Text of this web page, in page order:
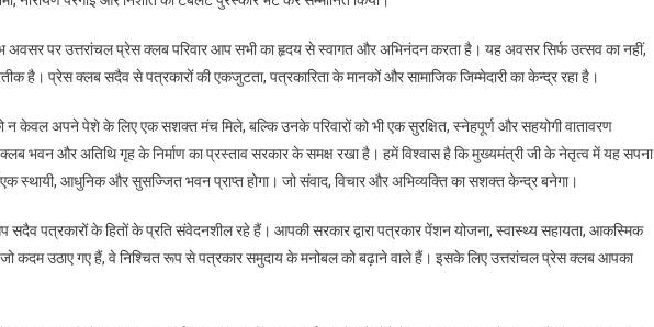
अवसर पर उत्तरांचल प्रेस क्लब परिवार आप सभी का हृदय से स्वागत और अभिनंदन करता है। यह अवसर सिर्फ उत्सव का नहीं,
है। प्रेस क्लब सदैव से पत्रकारों की एकजुटता, पत्रकारिता के मानकों और सामाजिक जिम्मेदारी का केन्द्र रहा है।
न केवल अपने पेशे के लिए एक सशक्त मंच मिले, बल्कि उनके परिवारों को भी एक सुरक्षित, स्नेहपूर्ण और सहयोगी वातावरण
भवन और अतिथि गृह के निर्माण का प्रस्ताव सरकार के समक्ष रखा है। हमें विश्वास है कि मुख्यमंत्री जी के नेतृत्व में यह सपना
स्थायी, आधुनिक और सुसज्जित भवन प्राप्त होगा। जो संवाद, विचार और अभिव्यक्ति का सशक्त केन्द्र बनेगा।
सदैव पत्रकारों के हितों के प्रति संवेदनशील रहे हैं। आपकी सरकार द्वारा पत्रकार पेंशन योजना, स्वास्थ्य सहायता, आकस्मिक
कदम उठाए गए हैं, वे निश्चित रूप से पत्रकार समुदाय के मनोबल को बढ़ाने वाले हैं। इसके लिए उत्तरांचल प्रेस क्लब आपका